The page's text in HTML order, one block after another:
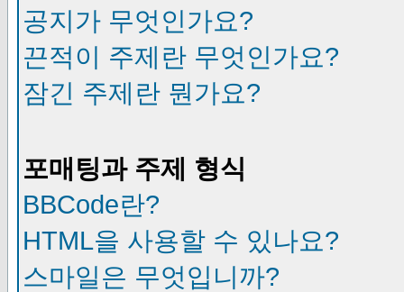
공지가 무엇인가요?
끈적이 주제란 무엇인가요?
잠긴 주제란 뭔가요?
포매팅과 주제 형식
BBCode란?
HTML을 사용할 수 있나요?
스마일은 무엇입니까?